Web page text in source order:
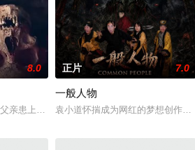
逃离至乡村。沿途，海归杨教授的扶贫执念
老爹。
8.0
亲患上了一种神秘的超自然疾病时，她和一
正片 7.0
一般人物
袁小道怀揣成为网红的梦想创作